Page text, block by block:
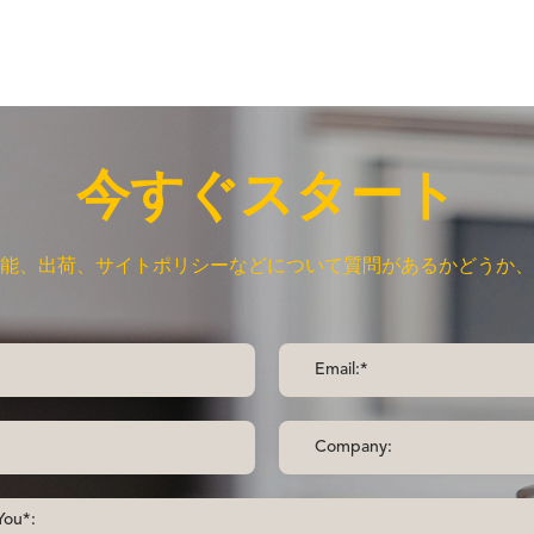
今すぐスタート
、出荷、サイトポリシーなどについて質問があるかどうか